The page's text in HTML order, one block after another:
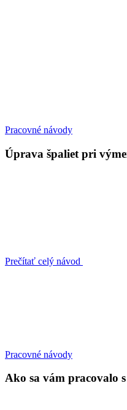
Pracovné návody
Úprava špaliet pri
Prečítať celý návod
Pracovné návody
Ako sa vám pracovalo